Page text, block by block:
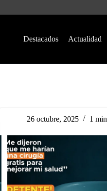
Destacados Actualidad
26 octubre, 2025 1 min